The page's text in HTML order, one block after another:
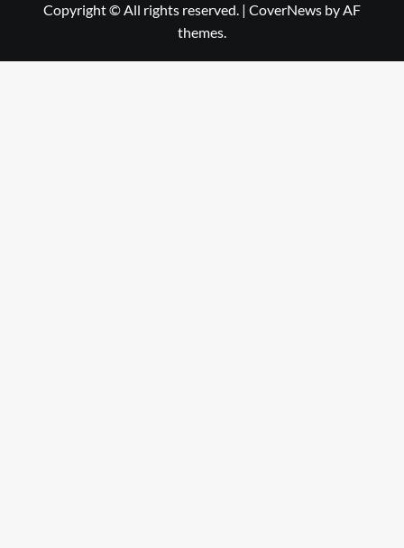
Copyright © All rights reserved. | CoverNews by AF
themes.